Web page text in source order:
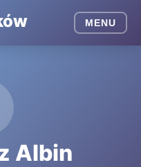
MENU
Albin